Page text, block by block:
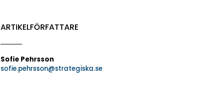
ARTIKELFÖRFATTARE
Sofie Pehrsson
sofie.pehrsson@strategiska.se